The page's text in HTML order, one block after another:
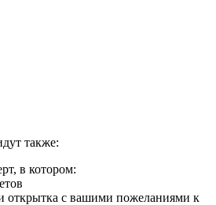
также:
в котором:
открытка с вашими пожеланиями к